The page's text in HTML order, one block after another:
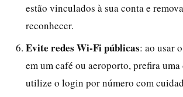
estão vinculados à sua conta e
reconhecer.
Evite redes Wi-Fi públicas: ao usar
em um café ou aeroporto, prefira
utilize o login por número com